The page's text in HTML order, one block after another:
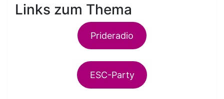
Links zum Thema
Prideradio
ESC-Party